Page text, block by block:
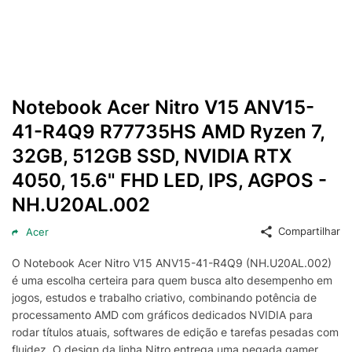
Notebook Acer Nitro V15 ANV15-
41-R4Q9 R77735HS AMD Ryzen 7,
32GB, 512GB SSD, NVIDIA RTX
4050, 15.6" FHD LED, IPS, AGPOS -
NH.U20AL.002
Acer Compartilhar
O Notebook Acer Nitro V15 ANV15-41-R4Q9 (NH.U20AL.002)
é uma escolha certeira para quem busca alto desempenho em
jogos, estudos e trabalho criativo, combinando potência de
processamento AMD com gráficos dedicados NVIDIA para
rodar títulos atuais, softwares de edição e tarefas pesadas com